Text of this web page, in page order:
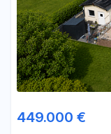
449.000 €